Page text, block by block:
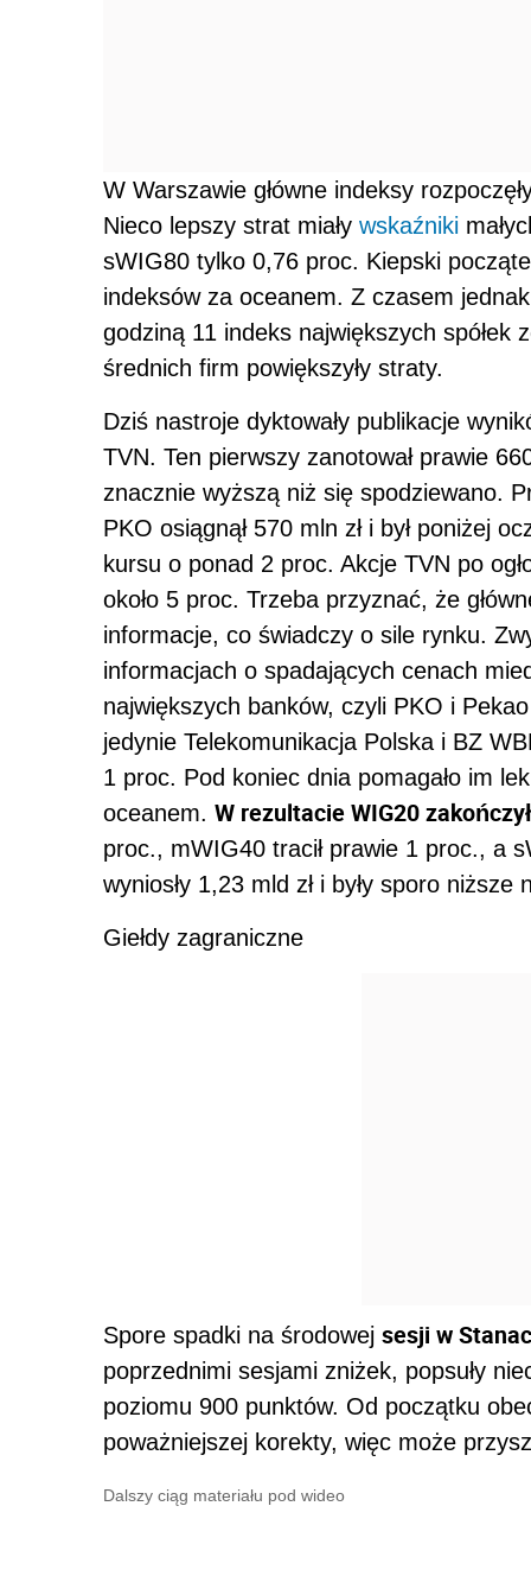
W Warszawie główne indeksy
Nieco lepszy strat miały wskaźniki
sWIG80 tylko 0,76 proc. Kiepski
indeksów za oceanem. Z czasem
godziną 11 indeks największych spółek
średnich firm powiększyły straty.
Dziś nastroje dyktowały publikacje
TVN. Ten pierwszy zanotował prawie
znacznie wyższą niż się spodziewano.
PKO osiągnął 570 mln zł i był poniżej
kursu o ponad 2 proc. Akcje TVN po
około 5 proc. Trzeba przyznać, że
informacje, co świadczy o sile rynku.
informacjach o spadających cenach
największych banków, czyli PKO i
jedynie Telekomunikacja Polska i BZ
1 proc. Pod koniec dnia pomagało im
oceanem. W rezultacie WIG20
proc., mWIG40 tracił prawie 1 proc., a
wyniosły 1,23 mld zł i były sporo niższe
Giełdy zagraniczne
Spore spadki na środowej sesji w
poprzednimi sesjami zniżek, popsuły
poziomu 900 punktów. Od początku
poważniejszej korekty, więc może
Dalszy ciąg materiału pod wideo